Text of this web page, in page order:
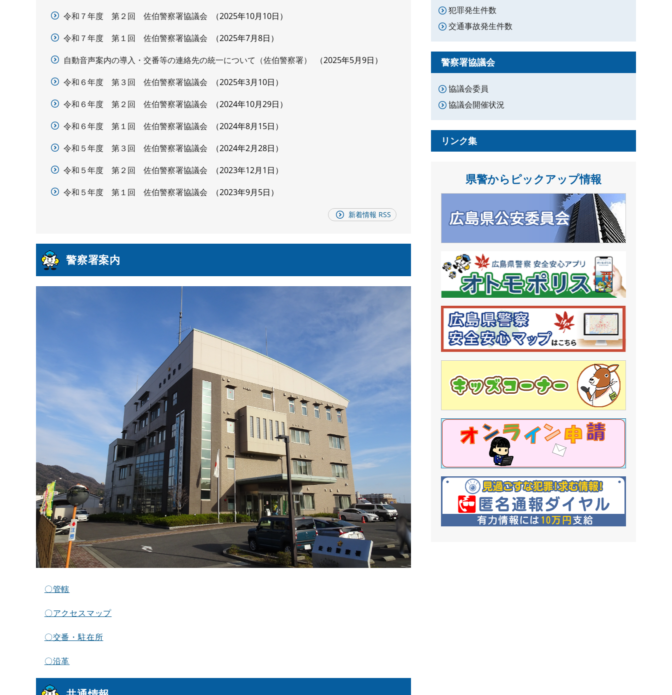
令和７年度 第２回 佐伯警察署協議会
2025年10月10日
令和７年度 第１回 佐伯警察署協議会
2025年7月8日
自動音声案内の導入・交番等の連絡先の統一について（佐伯警察署）
2025年5月9日
令和６年度 第３回 佐伯警察署協議会
2025年3月10日
令和６年度 第２回 佐伯警察署協議会
2024年10月29日
令和６年度 第１回 佐伯警察署協議会
2024年8月15日
令和５年度 第３回 佐伯警察署協議会
2024年2月28日
令和５年度 第２回 佐伯警察署協議会
2023年12月1日
令和５年度 第１回 佐伯警察署協議会
2023年9月5日
新着情報 RSS
警察署案内
〇管轄
〇アクセスマップ
〇交番・駐在所
〇沿革
犯罪発生件数
交通事故発生件数
警察署協議会
協議会委員
協議会開催状況
リンク集
県警からピックアップ情報